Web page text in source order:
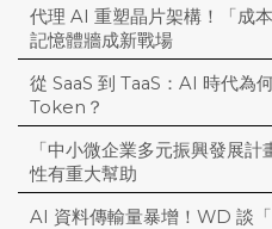
代理 AI 重塑晶片架構！「成
記憶體牆成新戰場
從 SaaS 到 TaaS：AI 時代為
Token？
「中小微企業多元振興發展
性有重大幫助
AI 資料傳輸量暴增！WD 談